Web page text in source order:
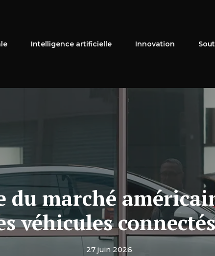
Intelligence artificielle Innovation
du marché
véhicules
27 juin 2026